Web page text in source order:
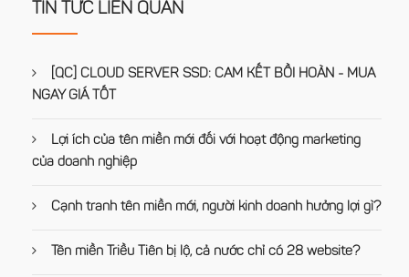
TIN TỨC LIÊN QUAN
[QC] CLOUD SERVER SSD: CAM KẾT BỒI HOÀN - MUA
NGAY GIÁ TỐT
Lợi ích của tên miền mới đối với hoạt động marketing
của doanh nghiệp
Cạnh tranh tên miền mới, người kinh doanh hưởng lợi gì?
Tên miền Triều Tiên bị lộ, cả nước chỉ có 28 website?